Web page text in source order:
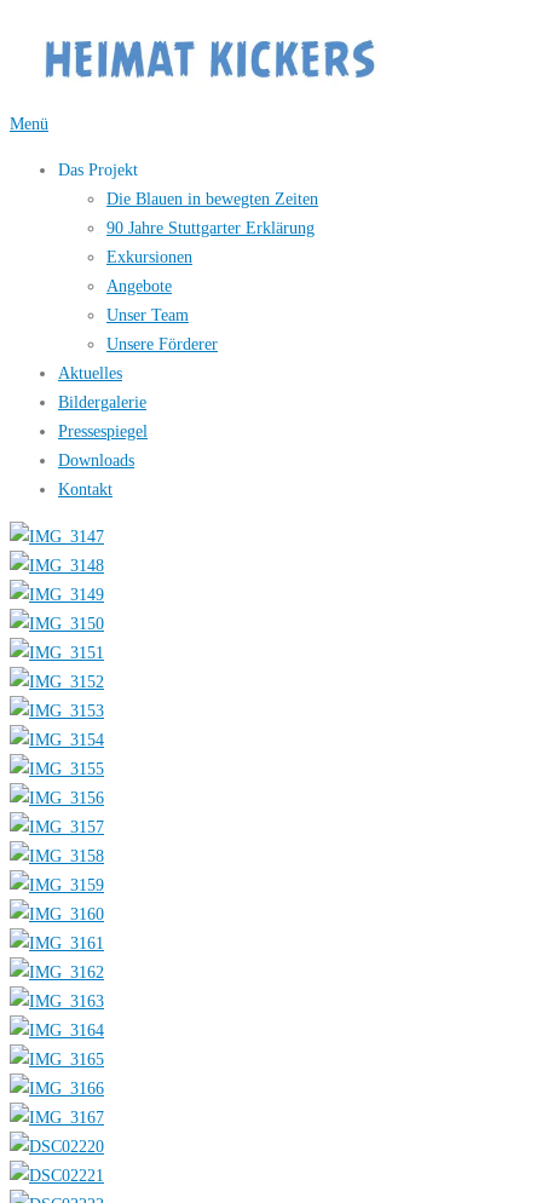
Inhalt
springen
Menü
Das Projekt
Die Blauen in bewegten Zeiten
90 Jahre Stuttgarter Erklärung
Exkursionen
Angebote
Unser Team
Unsere Förderer
Aktuelles
Bildergalerie
Pressespiegel
Downloads
Kontakt